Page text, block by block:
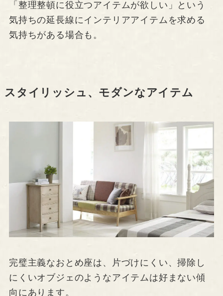
「整理整頓に役立つアイテムが欲しい」という
気持ちの延長線にインテリアアイテムを求める
気持ちがある場合も。
スタイリッシュ、モダンなアイテム
完璧主義なおとめ座は、片づけにくい、掃除し
にくいオブジェのようなアイテムは好まない傾
向にあります。